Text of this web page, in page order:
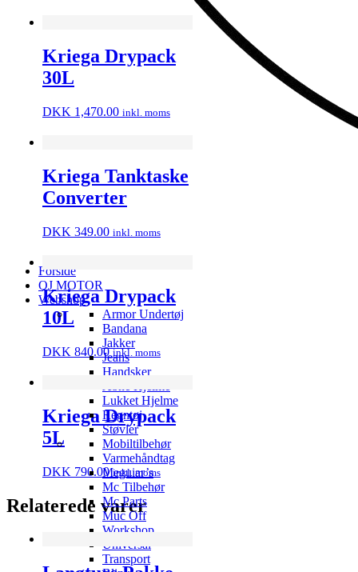
Forside
QJ MOTOR
Webshop
Armor Undertøj
Bandana
Jakker
Jeans
Handsker
Lukket Hjelme
Regntøj
Støvler
Mobiltilbehør
Varmehåndtag
Meguiar’s
Mc Tilbehør
Mc Parts
Muc Off
Workshop
Universal
Transport
Kriega Drypack
30L
DKK 1,470.00 inkl. moms
Kriega Tanktaske
Converter
DKK 349.00 inkl. moms
Kriega Drypack
10L
DKK 840.00 inkl. moms
Kriega Drypack
5L
DKK 790.00 inkl. moms
Relaterede varer